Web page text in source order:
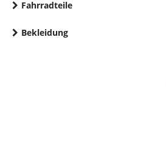
Fahrradteile
Bekleidung